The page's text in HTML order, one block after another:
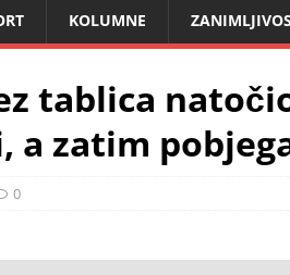
KOLUMNE
tablica
a zatim
0